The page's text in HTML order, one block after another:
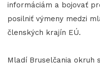
informáciám a bojovať
posilniť výmeny medzi
členských krajín EÚ.
Mladí Bruselčania okruh